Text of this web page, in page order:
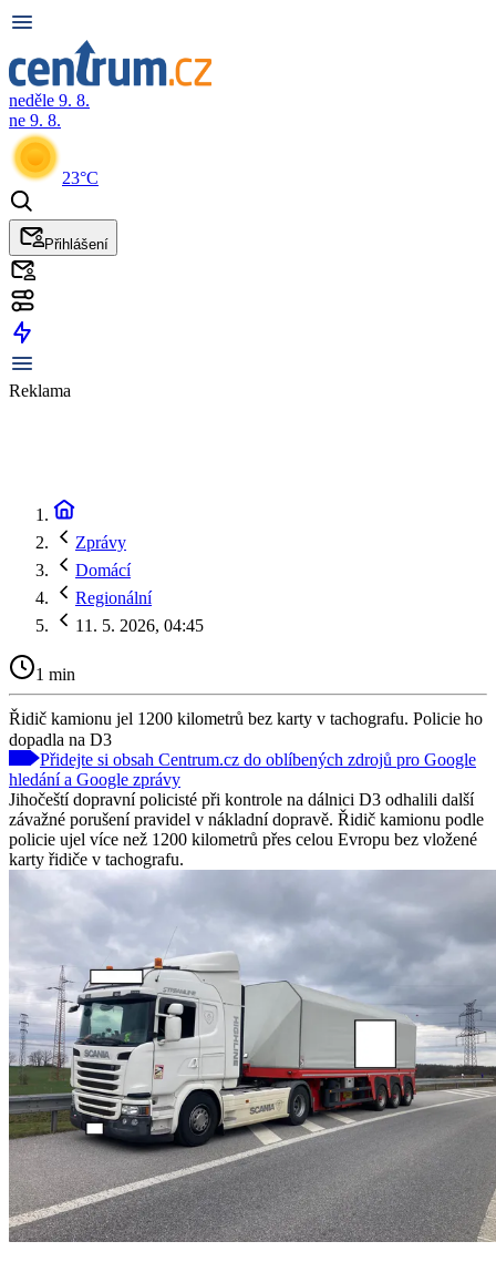
neděle 9. 8.
ne 9. 8.
23°C
Přihlášení
Reklama
Zprávy
Domácí
Regionální
11. 5. 2026, 04:45
1 min
Řidič kamionu jel 1200 kilometrů bez karty v tachografu. Policie ho
dopadla na D3
Přidejte si obsah Centrum.cz do oblíbených zdrojů pro Google
hledání a Google zprávy
Jihočeští dopravní policisté při kontrole na dálnici D3 odhalili další
závažné porušení pravidel v nákladní dopravě. Řidič kamionu podle
policie ujel více než 1200 kilometrů přes celou Evropu bez vložené
karty řidiče v tachografu.